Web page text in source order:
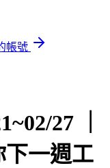
帳號
27 ｜
一週工